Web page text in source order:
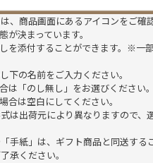
、商品画面にあるアイコンをご確
が決まっています。
を添付することができます。※一
下の名前をご入力ください。
は「のし無し」をお選びください。
合は空白にしてください。
は出荷元により異なりますので、
「手紙」は、ギフト商品と同送する
承ください。